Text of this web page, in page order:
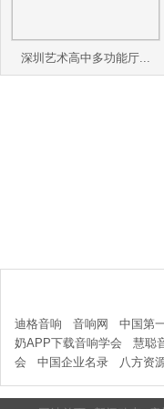
深圳艺术高中多功能厅...
迪格音响 音响网 中国第
奶APP下载音响学会
慧聪
会
中国企业名录 八方资